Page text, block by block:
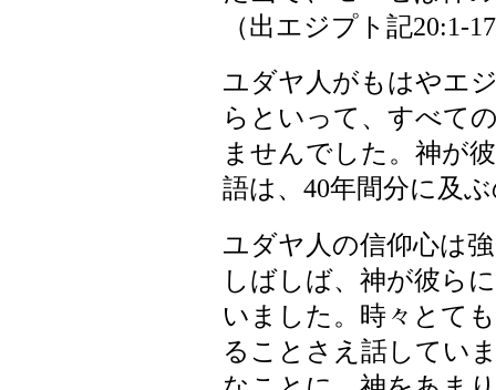
（出エジプト記20:1-
ユダヤ人がもはやエ
らといって、すべて
ませんでした。神が
語は、40年間分に及
ユダヤ人の信仰心は
しばしば、神が彼ら
いました。時々とて
ることさえ話してい